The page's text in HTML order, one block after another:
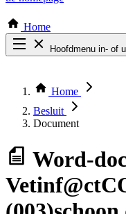
Home
Hoofdmenu in- of
Thema COVID-19
Bekijk per
Home
Besluit
Document
Word-